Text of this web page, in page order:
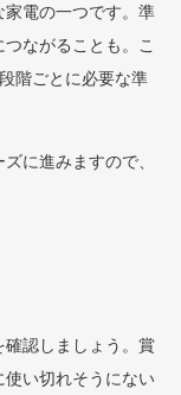
電の一つです。準
ながることも。こ
階ごとに必要な準
に進みますので、
認しましょう。賞
い切れそうにない